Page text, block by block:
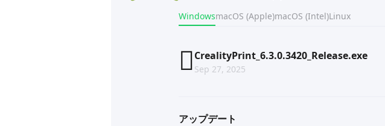
WindowsmacOS (Apple)macOS (Intel)Linux
CrealityPrint_6.3.0.3420_Release.exe
Sep 27, 2025
アップデート